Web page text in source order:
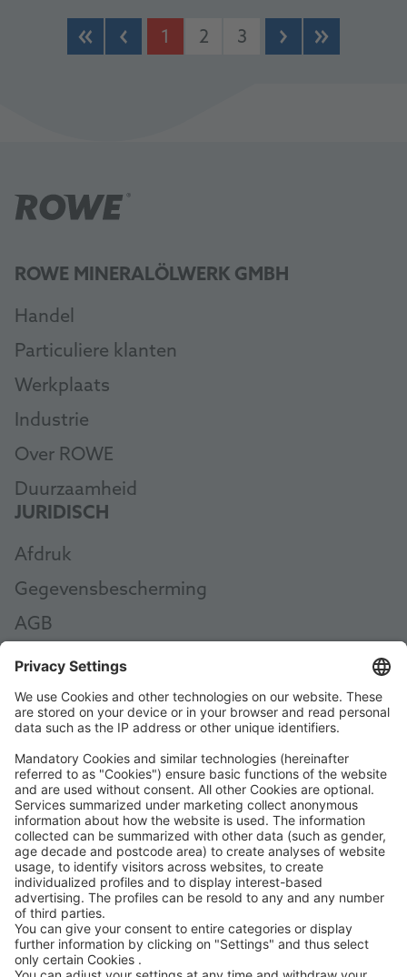
1 2 3
ROWE MINERALÖLWERK GMBH
Handel
Particuliere klanten
Werkplaats
Industrie
Over ROWE
Duurzaamheid
JURIDISCH
Afdruk
Gegevensbescherming
AGB
AEB
Code of Conduct
Accessibility Statement
ROWE SOCIAL
GECERTIFICEERD DOOR
WIJ ONDERSTEUNEN